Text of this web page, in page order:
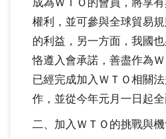
成為ＷＴＯ的會員，將享
權利，並可參與全球貿易
的利益，另一方面，我國
恪遵入會承諾，善盡作為
已經完成加入ＷＴＯ相關
作，並從今年元月一日起全
二、加入ＷＴＯ的挑戰與機